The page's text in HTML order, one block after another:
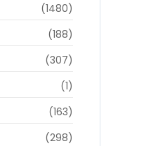
(1480)
(188)
(307)
(1)
(163)
(298)